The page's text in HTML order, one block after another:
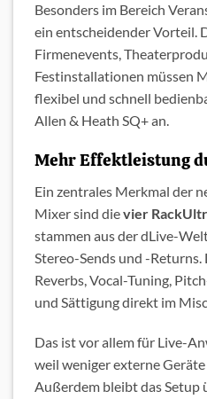
Besonders im Bereich
ein entscheidender Vorteil.
Firmenevents,
Festinstallationen müssen
flexibel und schnell
Allen & Heath SQ+ an.
Mehr Effektleistung
Ein zentrales Merkmal der
Mixer sind dievier
stammen aus der dLive-
Stereo-Sends und -Returns.
Reverbs, Vocal-Tuning,
und Sättigung direkt im
Das ist vor allem für Live-
weil weniger externe
Außerdem bleibt das Setup